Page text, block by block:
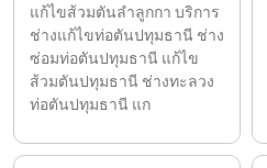
แก้ไขส้วมตันลำลูกกา บริการ
ช่างแก้ไขท่อตันปทุมธานี ช่าง
ซ่อมท่อตันปทุมธานี แก้ไข
ส้วมตันปทุมธานี ช่างทะลวง
ท่อตันปทุมธานี แก